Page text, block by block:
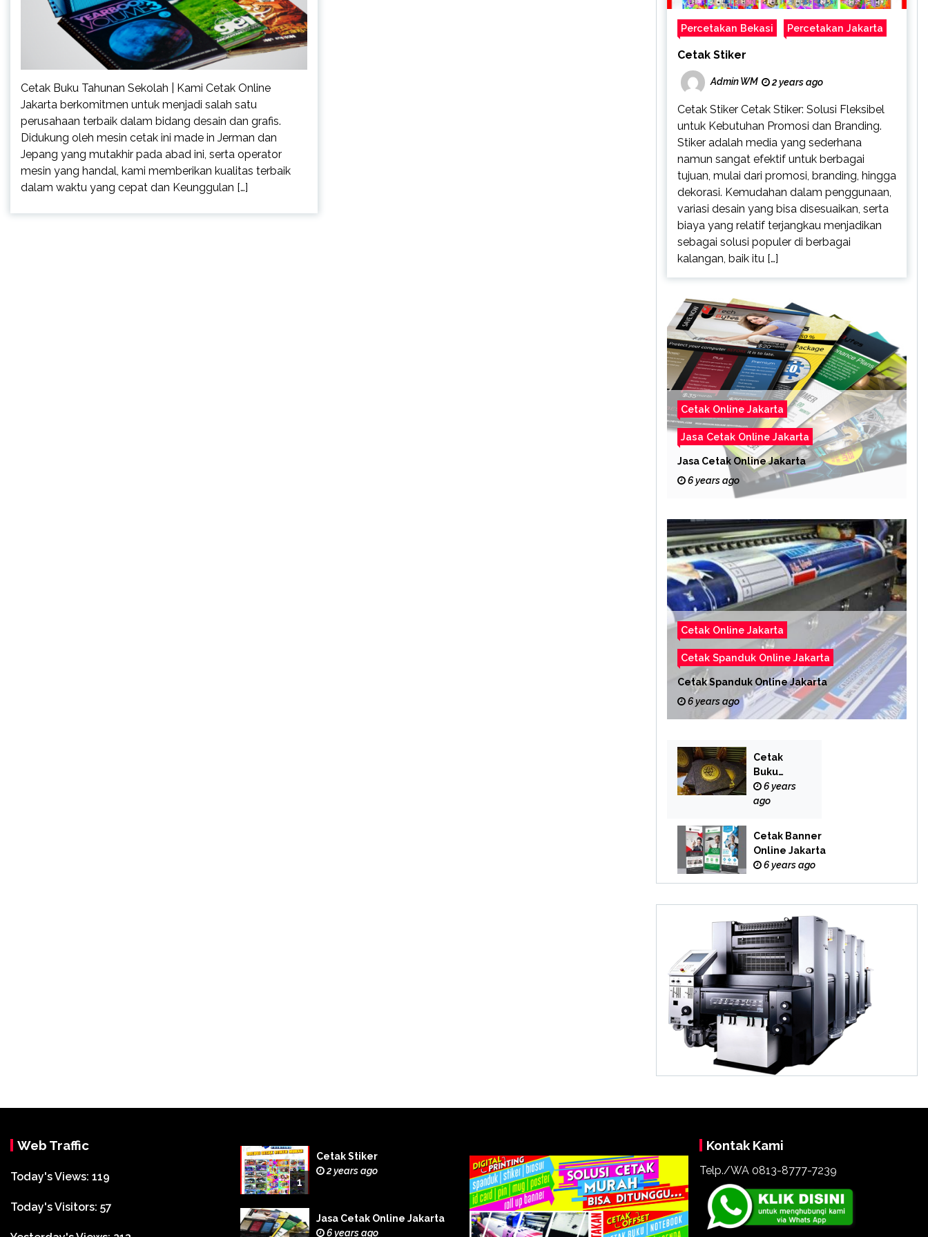
Cetak Buku Tahunan Sekolah | Kami Cetak Online
Jakarta berkomitmen untuk menjadi salah satu
perusahaan terbaik dalam bidang desain dan grafis.
Didukung oleh mesin cetak ini made in Jerman dan
Jepang yang mutakhir pada abad ini, serta operator
mesin yang handal, kami memberikan kualitas terbaik
dalam waktu yang cepat dan Keunggulan […]
Percetakan Bekasi Percetakan Jakarta
Cetak Stiker
Admin WM 2 years ago
Cetak Stiker Cetak Stiker: Solusi Fleksibel
untuk Kebutuhan Promosi dan Branding.
Stiker adalah media yang sederhana
namun sangat efektif untuk berbagai
tujuan, mulai dari promosi, branding, hingga
dekorasi. Kemudahan dalam penggunaan,
variasi desain yang bisa disesuaikan, serta
biaya yang relatif terjangkau menjadikan
sebagai solusi populer di berbagai
kalangan, baik itu […]
Cetak Online Jakarta
Jasa Cetak Online Jakarta
Jasa Cetak Online Jakarta
6 years ago
Cetak Online Jakarta
Cetak Spanduk Online Jakarta
Cetak Spanduk Online Jakarta
6 years ago
Cetak
Buku
Yasin
Online
6 years
ago
Cetak Banner
Online Jakarta
6 years ago
Web Traffic
Today's Views: 119
Today's Visitors: 57
1
Cetak Stiker
2 years ago
Jasa Cetak Online Jakarta
6 years ago
Kontak Kami
Telp./WA 0813-8777-7239